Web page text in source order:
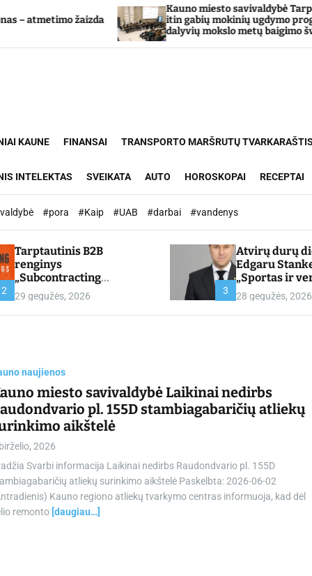
Kauno miesto savivaldybė Tarpdisciplininio
itin gabių mokinių ugdymo programos
dalyvių mokslo metų baigimo šventė
KAUNE FINANSAI TRANSPORTO MARŠRUTŲ
INTELEKTAS SVEIKATA AUTO HOROSKOPAI RECEPTAI
#pora #Kaip #UAB #darbai #vandenys
2
Tarptautinis B2B
renginys
„Subcontracting
Meetings 2026“ –
chamber.lt
29 gegužės, 2026 3
Atvirų durų
Edgaru
„Sportas ir
partnerystės,
kuria vertę“ –
chamber.lt
28 gegužės, 2026
naujienos
miesto savivaldybė Laikinai nedirbs
pl. 155D stambiagabaričių atliekų
aikštelė
2026
Svarbi informacija Laikinai nedirbs Raudondvario pl. 155D
atliekų surinkimo aikštelė Paskelbta: 2026-06-02
Kauno regiono atliekų tvarkymo centras informuoja, kad dėl
remonto [daugiau…]